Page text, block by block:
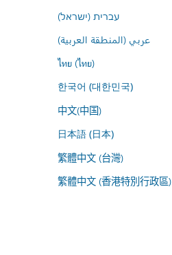
עברית (ישראל)
عربي (المنطقة العربية)
ไทย (ไทย)
한국어 (대한민국)
中文(中国)
日本語 (日本)
繁體中文 (台灣)
繁體中文 (香港特別行政區)